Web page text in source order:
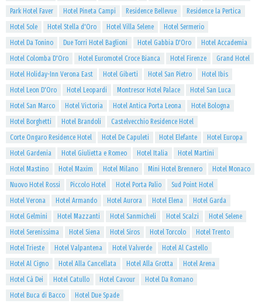
Park Hotel Faver
Hotel Pineta Campi Residence Bellevue
Residence la Pertica
Hotel Sole
Hotel Stella d'Oro Hotel Villa Selene
Hotel Sermerio
Hotel Da Tonino
Due Torri Hotel Baglioni Hotel Gabbia D'Oro
Hotel Accademia
Hotel Colomba D'Oro
Hotel Euromotel Croce Bianca Hotel Firenze
Grand Hotel
Hotel Holiday-Inn Verona East
Hotel Giberti Hotel San Pietro
Hotel Ibis
Hotel Leon D'Oro
Hotel Leopardi Montresor Hotel Palace
Hotel San Luca
Hotel San Marco
Hotel Victoria Hotel Antica Porta Leona
Hotel Bologna
Hotel Borghetti
Hotel Brandoli
Castelvecchio Residence Hotel
Corte Ongaro Residence Hotel
Hotel De Capuleti Hotel Elefante
Hotel Europa
Hotel Gardenia
Hotel Giulietta e Romeo Hotel Italia
Hotel Martini
Hotel Mastino
Hotel Maxim Hotel Milano Mini Hotel Brennero
Hotel Monaco
Nuovo Hotel Rossi
Piccolo Hotel Hotel Porta Palio
Sud Point Hotel
Hotel Verona
Hotel Armando Hotel Aurora Hotel Elena
Hotel Garda
Hotel Gelmini
Hotel Mazzanti Hotel Sanmicheli Hotel Scalzi
Hotel Selene
Hotel Serenissima
Hotel Siena Hotel Siros Hotel Torcolo
Hotel Trento
Hotel Trieste
Hotel Valpantena Hotel Valverde
Hotel Al Castello
Hotel Al Cigno
Hotel Alla Cancellata Hotel Alla Grotta
Hotel Arena
Hotel Cà Dei
Hotel Catullo Hotel Cavour
Hotel Da Romano
Hotel Buca di Bacco
Hotel Due Spade